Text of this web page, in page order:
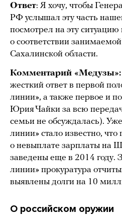
Ответ: Я хочу, чтобы
РФ услышал эту часть
посмотрел на эту
о соответствии
Сахалинской области.
Комментарий «Медузы»:
жесткий ответ в первой
линии», а также первое и
Юрия Чайки за всю
семьи не обсуждалась).
линии» стало известно,
о невыплате зарплаты на
заведены еще в 2014 году.
линии» прокуратура
выявлены долги на 10
О российском оружии